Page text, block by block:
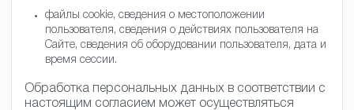
файлы cookie, сведения о местоположении
пользователя, сведения о действиях пользователя на
Сайте, сведения об оборудовании пользователя, дата и
время сессии.
Обработка персональных данных в соответствии с
настоящим согласием может осуществляться